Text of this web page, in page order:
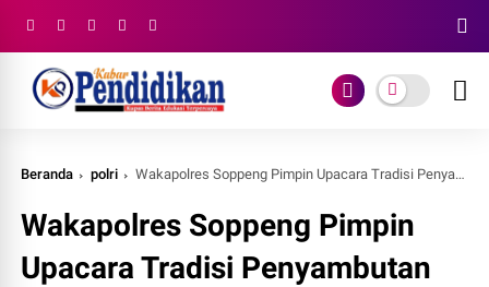
Beranda polri Wakapolres Soppeng Pimpin Upacara Tradisi Penyambutan Bintara Baru
Wakapolres Soppeng Pimpin
Upacara Tradisi Penyambutan